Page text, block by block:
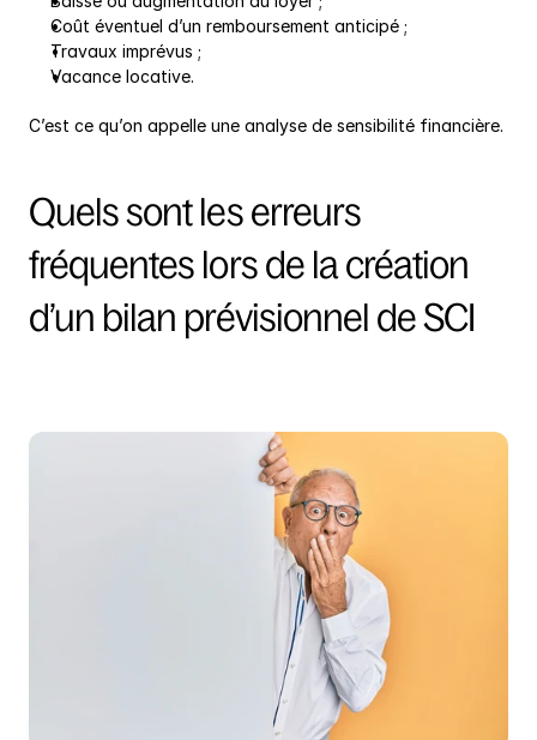
Coût éventuel d’un remboursement anticipé ;
Travaux imprévus ;
Vacance locative.
C’est ce qu’on appelle une analyse de sensibilité financière.
Quels sont les erreurs
fréquentes lors de la création
d’un bilan prévisionnel de SCI